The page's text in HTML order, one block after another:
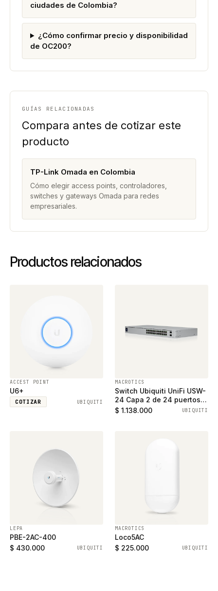
ciudades de Colombia?
¿Cómo confirmar precio y disponibilidad
de OC200?
GUÍAS RELACIONADAS
Compara antes de cotizar este
producto
TP-Link Omada en Colombia
Cómo elegir access points, controladores,
switches y gateways Omada para redes
empresariales.
Productos relacionados
ACCEST POINT
U6+
COTIZAR UBIQUITI
MACROTICS
Switch Ubiquiti UniFi USW-
24 Capa 2 de 24 puertos
ethernet gigabit y 2
$ 1.138.000 UBIQUITI
LEPA
PBE-2AC-400
$ 430.000
UBIQUITI
MACROTICS
Loco5AC
$ 225.000
UBIQUITI